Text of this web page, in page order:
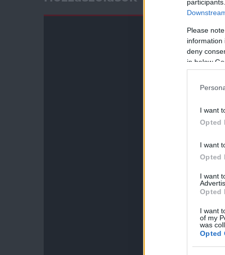
Please
information
deny
in below
I want
Opted
I want
Opted
I want
Opted
I want
of my
was
Opted